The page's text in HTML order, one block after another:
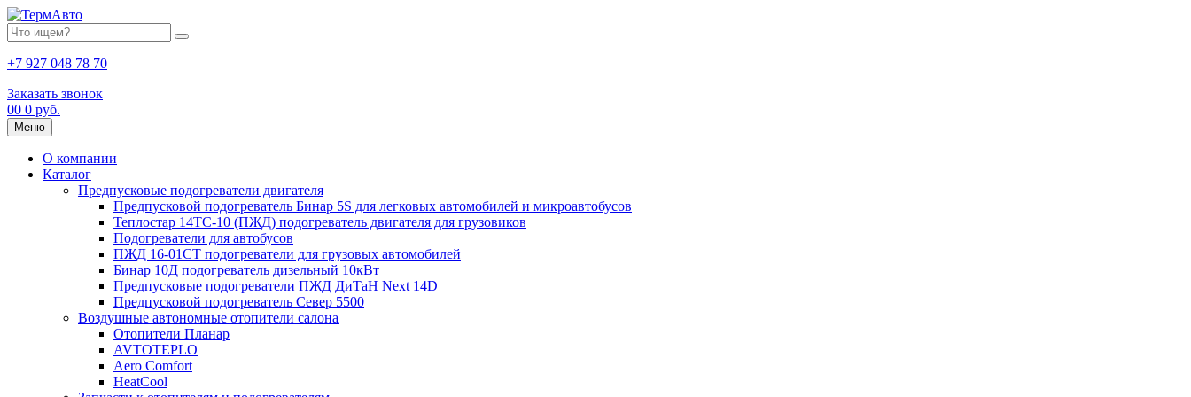
+7 927 048 78 70
Заказать звонок
00 0 руб.
Меню
О компании
Каталог
Предпусковые подогреватели двигателя
Предпусковой подогреватель Бинар 5S для легковых автомобилей и микроавтобусов
Теплостар 14ТС-10 (ПЖД) подогреватель двигателя для грузовиков
Подогреватели для автобусов
ПЖД 16-01СТ подогреватели для грузовых автомобилей
Бинар 10Д подогреватель дизельный 10кВт
Предпусковые подогреватели ПЖД ДиТаН Next 14D
Предпусковой подогреватель Север 5500
Воздушные автономные отопители салона
Отопители Планар
AVTOTEPLO
Aero Comfort
HeatCool